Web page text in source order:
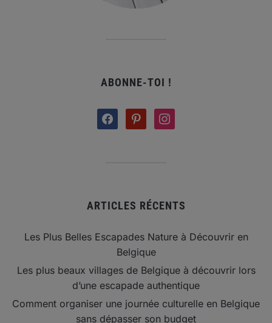
ABONNE-TOI !
facebookpinterestinstagram
ARTICLES RÉCENTS
Les Plus Belles Escapades Nature à Découvrir en
Belgique
Les plus beaux villages de Belgique à découvrir lors
d’une escapade authentique
Comment organiser une journée culturelle en Belgique
sans dépasser son budget